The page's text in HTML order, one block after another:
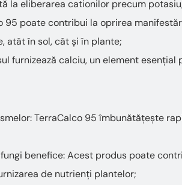
la eliberarea cationilor precum
95 poate contribui la oprirea
atât în sol, cât și în plante;
furnizează calciu, un element
TerraCalco 95 îmbunătățește
benefice: Acest produs poate
de nutrienți plantelor;